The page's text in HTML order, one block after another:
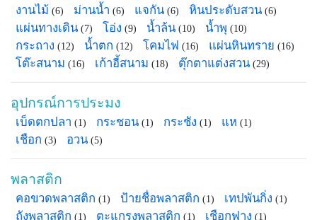
งานไม้ (6) ม่านน้ำ (6) แจกัน (6) หินประดับสวน (6)
แผ่นทางเดิน (7) โอ่ง (9) น้ำล้น (10) น้ำพุ (10)
กระถาง (12) น้ำตก (12) โคมไฟ (16) แผ่นหินทราย (16)
โต๊ะสนาม (16) เก้าอี้สนาม (18) ตุ๊กตาแต่งสวน (29)
อุปกรณ์การประมง
เบ็ดตกปลา (1) กระชอน (1) กระชัง (1) แห (1)
เชือก (3) อวน (5)
พลาสติก
คอขวดพลาสติก (1) ป้ายชื่อพลาสติก (1) เทปพันกิ่ง (1)
ถังพลาสติก (1) ตะแกรงพลาสติก (1) เชือกฟาง (1)